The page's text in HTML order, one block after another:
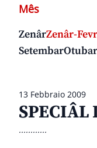
13 Febbraio 2009
SPECIÂL
............
Mês
ZenârZenâr-
SetembarOtubar